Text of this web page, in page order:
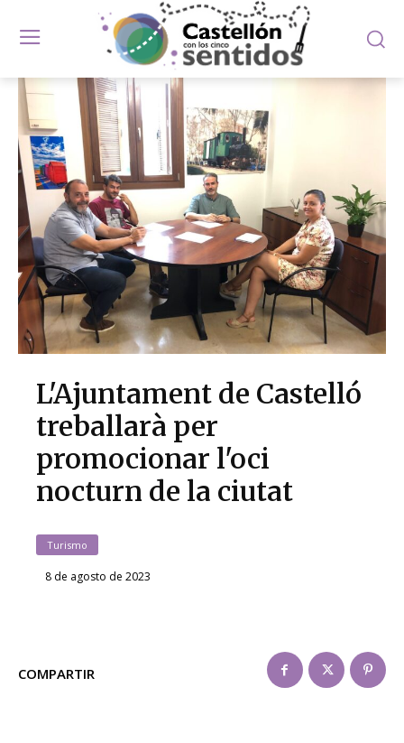
L'Ajuntament de Castelló
treballarà per
promocionar l'oci
nocturn de la ciutat
Turismo
8 de agosto de 2023
COMPARTIR